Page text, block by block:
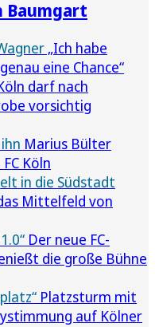
Baumgart
„Ich habe
eine Chance“
darf nach
vorsichtig
Marius Bülter
Köln
in die Südstadt
Mittelfeld von
Der neue FC-
die große Bühne
Platzsturm mit
auf Kölner